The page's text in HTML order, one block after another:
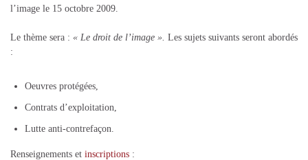
l’image le 15 octobre 2009.
Le thème sera : « Le droit de l’image ». Les sujets suivants seront abordés
:
Oeuvres protégées,
Contrats d’exploitation,
Lutte anti-contrefaçon.
Renseignements et inscriptions :